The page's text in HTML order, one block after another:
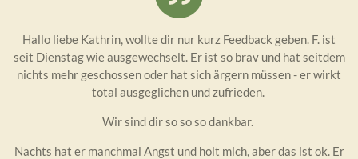
Hallo liebe Kathrin, wollte dir nur kurz Feedback geben. F. ist
seit Dienstag wie ausgewechselt. Er ist so brav und hat seitdem
nichts mehr geschossen oder hat sich ärgern müssen - er wirkt
total ausgeglichen und zufrieden.
Wir sind dir so so so dankbar.
Nachts hat er manchmal Angst und holt mich, aber das ist ok. Er